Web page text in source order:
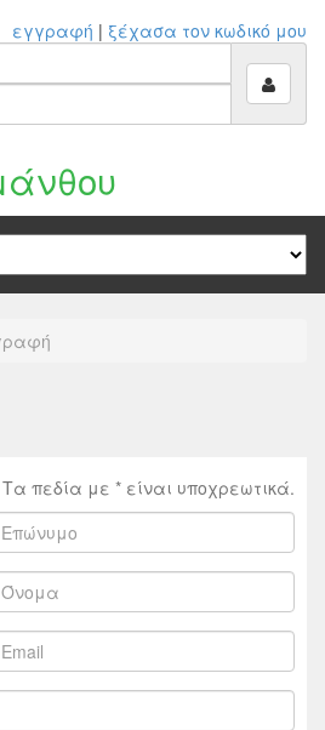
εγγραφή | ξέχασα τον κωδικό μου
Τα πεδία με * είναι υποχρεωτικά.